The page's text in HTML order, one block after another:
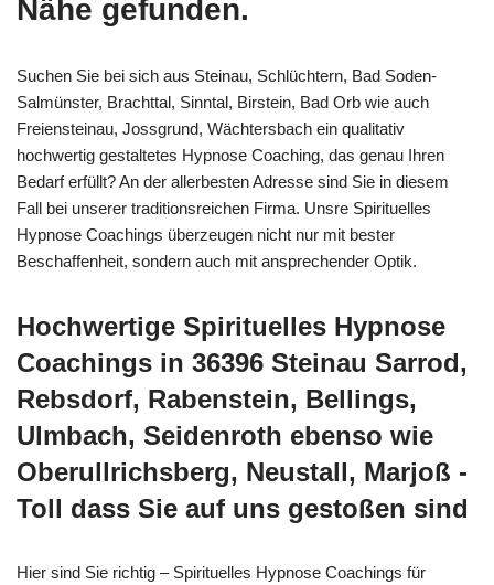
Nähe gefunden.
Suchen Sie bei sich aus Steinau, Schlüchtern, Bad Soden-
Salmünster, Brachttal, Sinntal, Birstein, Bad Orb wie auch
Freiensteinau, Jossgrund, Wächtersbach ein qualitativ
hochwertig gestaltetes Hypnose Coaching, das genau Ihren
Bedarf erfüllt? An der allerbesten Adresse sind Sie in diesem
Fall bei unserer traditionsreichen Firma. Unsre Spirituelles
Hypnose Coachings überzeugen nicht nur mit bester
Beschaffenheit, sondern auch mit ansprechender Optik.
Hochwertige Spirituelles Hypnose
Coachings in 36396 Steinau Sarrod,
Rebsdorf, Rabenstein, Bellings,
Ulmbach, Seidenroth ebenso wie
Oberullrichsberg, Neustall, Marjoß -
Toll dass Sie auf uns gestoßen sind
Hier sind Sie richtig – Spirituelles Hypnose Coachings für